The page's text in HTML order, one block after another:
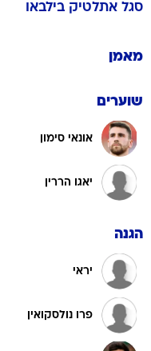
סגל אתלטיק בילבאו
מאמן
שוערים
אונאי סימון
יאגו הררין
הגנה
יראי
פרו נולסקואין